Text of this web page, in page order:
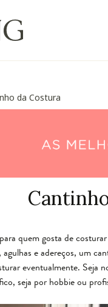
da Costura
quem gosta de
e adereços, um
eventualmente. Seja
seja por hobbie ou